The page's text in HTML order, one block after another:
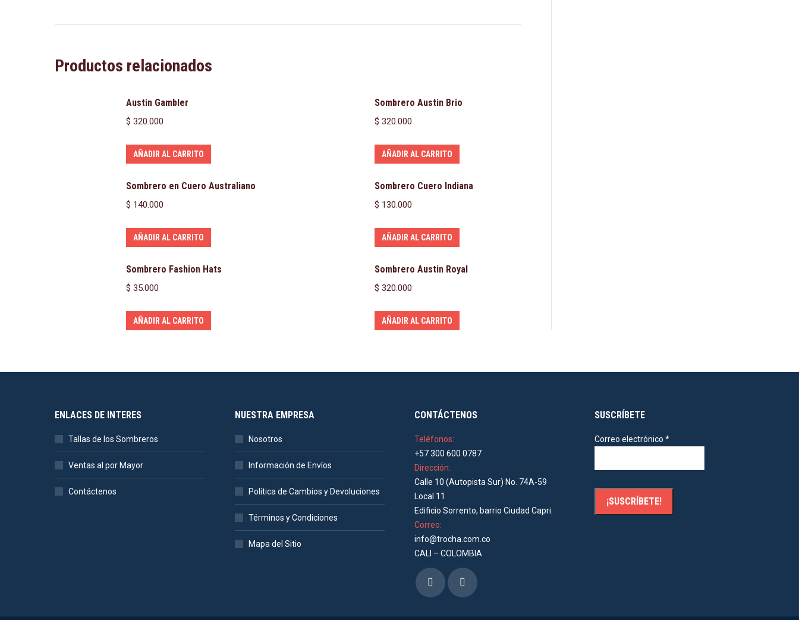
Productos relacionados
Austin Gambler
$ 320.000
AÑADIR AL CARRITO
Sombrero Austin Brio
$ 320.000
AÑADIR AL CARRITO
Sombrero en Cuero Australiano
$ 140.000
AÑADIR AL CARRITO
Sombrero Cuero Indiana
$ 130.000
AÑADIR AL CARRITO
Sombrero Fashion Hats
$ 35.000
AÑADIR AL CARRITO
Sombrero Austin Royal
$ 320.000
AÑADIR AL CARRITO
ENLACES DE INTERES
Tallas de los Sombreros
Ventas al por Mayor
Contáctenos
NUESTRA EMPRESA
Nosotros
Información de Envíos
Política de Cambios y Devoluciones
Términos y Condiciones
Mapa del Sitio
CONTÁCTENOS
Teléfonos:
+57 300 600 0787
Dirección:
Calle 10 (Autopista Sur) No. 74A-59
Local 11
Edificio Sorrento, barrio Ciudad Capri.
Correo:
info@trocha.com.co
CALI – COLOMBIA
Encuéntranos en:
Facebook Instagram
SUSCRÍBETE
Correo electrónico *